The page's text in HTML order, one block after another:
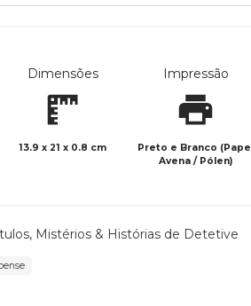
Dimensões
13.9 x 21 x 0.8 cm
Impressão
Preto e Branco (Papel
Avena / Pólen)
, Mistérios & Histórias de Detetive